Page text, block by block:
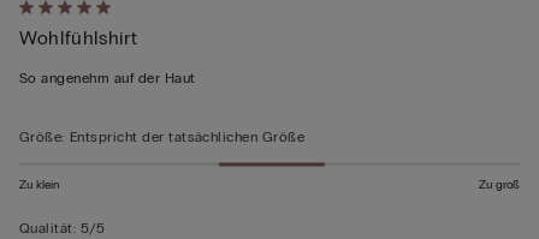
Mit
5
von
bewertet
Wohlfühlshirt
So angenehm auf der Haut
Größe: Entspricht der tatsächlichen Größe
Zu klein Zu groß
Qualität: 5/5